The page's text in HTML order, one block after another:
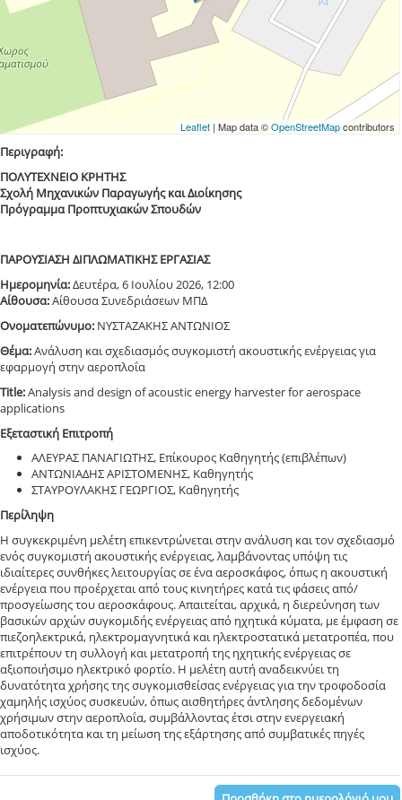
Leaflet| Map data ©OpenStreetMapcontributors
Περιγραφή:
ΠΟΛΥΤΕΧΝΕΙΟ ΚΡΗΤΗΣ
Σχολή Μηχανικών Παραγωγής και Διοίκησης
Πρόγραμμα Προπτυχιακών Σπουδών
ΠΑΡΟΥΣΙΑΣΗ ΔΙΠΛΩΜΑΤΙΚΗΣ ΕΡΓΑΣΙΑΣ
Ημερομηνία:Δευτέρα, 6 Ιουλίου 2026, 12:00
Αίθουσα:Αίθουσα Συνεδριάσεων ΜΠΔ
Ονοματεπώνυμο: ΝΥΣΤΑΖΑΚΗΣ ΑΝΤΩΝΙΟΣ
Θέμα:Ανάλυση και σχεδιασμός συγκομιστή ακουστικής ενέργειας για
εφαρμογή στην αεροπλοΐα
Title:Analysis and design of acoustic energy harvester for aerospace
applications
Εξεταστική Επιτροπή
ΑΛΕΥΡΑΣ ΠΑΝΑΓΙΩΤΗΣ, Επίκουρος Καθηγητής (επιβλέπων)
ΑΝΤΩΝΙΑΔΗΣ ΑΡΙΣΤΟΜΕΝΗΣ, Καθηγητής
ΣΤΑΥΡΟΥΛΑΚΗΣ ΓΕΩΡΓΙΟΣ, Καθηγητής
Περίληψη
Η συγκεκριμένη μελέτη επικεντρώνεται στην ανάλυση και τον σχεδιασμό
ενός συγκομιστή ακουστικής ενέργειας, λαμβάνοντας υπόψη τις
ιδιαίτερες συνθήκες λειτουργίας σε ένα αεροσκάφος, όπως η ακουστική
ενέργεια που προέρχεται από τους κινητήρες κατά τις φάσεις από/
προσγείωσης του αεροσκάφους. Απαιτείται, αρχικά, η διερεύνηση των
βασικών αρχών συγκομιδής ενέργειας από ηχητικά κύματα, με έμφαση σε
πιεζοηλεκτρικά, ηλεκτρομαγνητικά και ηλεκτροστατικά μετατροπέα, που
επιτρέπουν τη συλλογή και μετατροπή της ηχητικής ενέργειας σε
αξιοποιήσιμο ηλεκτρικό φορτίο. Η μελέτη αυτή αναδεικνύει τη
δυνατότητα χρήσης της συγκομισθείσας ενέργειας για την τροφοδοσία
χαμηλής ισχύος συσκευών, όπως αισθητήρες άντλησης δεδομένων
χρήσιμων στην αεροπλοΐα, συμβάλλοντας έτσι στην ενεργειακή
αποδοτικότητα και τη μείωση της εξάρτησης από συμβατικές πηγές
ισχύος.